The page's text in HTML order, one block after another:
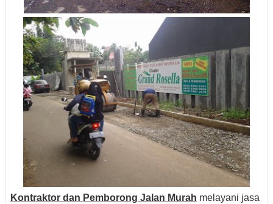
Kontraktor dan Pemborong Jalan Murah melayani jasa